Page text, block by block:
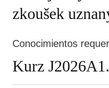
zkoušek
Conocimientos
Kurz